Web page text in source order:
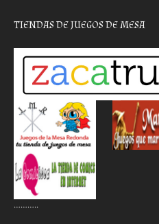
TIENDAS DE JUEGOS DE MESA
………..